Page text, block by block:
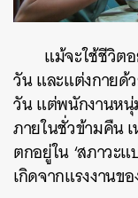
แม้จะใช้ชีวิต
วัน และแต่งกายด้
วัน แต่พนักงานห
ภายในชั่วข้ามคืน
ตกอยู่ใน ‘สภาวะ
เกิดจากแรงงานข